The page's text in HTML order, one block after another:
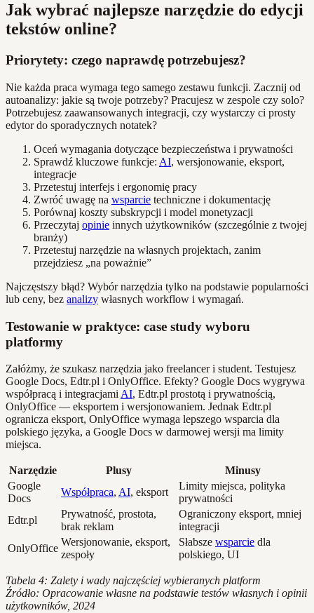
Jak wybrać najlepsze narzędzie do edycji
tekstów online?
Priorytety: czego naprawdę potrzebujesz?
Nie każda praca wymaga tego samego zestawu funkcji. Zacznij od
autoanalizy: jakie są twoje potrzeby? Pracujesz w zespole czy solo?
Potrzebujesz zaawansowanych integracji, czy wystarczy ci prosty
edytor do sporadycznych notatek?
Oceń wymagania dotyczące bezpieczeństwa i prywatności
Sprawdź kluczowe funkcje: AI, wersjonowanie, eksport,
integracje
Przetestuj interfejs i ergonomię pracy
Zwróć uwagę na wsparcie techniczne i dokumentację
Porównaj koszty subskrypcji i model monetyzacji
Przeczytaj opinie innych użytkowników (szczególnie z twojej
branży)
Przetestuj narzędzie na własnych projektach, zanim
przejdziesz „na poważnie”
Najczęstszy błąd? Wybór narzędzia tylko na podstawie popularności
lub ceny, bez analizy własnych workflow i wymagań.
Testowanie w praktyce: case study wyboru
platformy
Załóżmy, że szukasz narzędzia jako freelancer i student. Testujesz
Google Docs, Edtr.pl i OnlyOffice. Efekty? Google Docs wygrywa
współpracą i integracjamiAI, Edtr.pl prostotą i prywatnością,
OnlyOffice — eksportem i wersjonowaniem. Jednak Edtr.pl
ogranicza eksport, OnlyOffice wymaga lepszego wsparcia dla
polskiego języka, a Google Docs w darmowej wersji ma limity
miejsca.
Narzędzie Plusy
Minusy
Google
Docs
Współpraca, AI, eksport
Limity miejsca, polityka
prywatności
Edtr.pl
Prywatność, prostota,
brak reklam
Ograniczony eksport, mniej
integracji
OnlyOffice
Wersjonowanie, eksport,
zespoły
Słabsze wsparcie dla
polskiego, UI
Tabela 4: Zalety i wady najczęściej wybieranych platform
Źródło: Opracowanie własne na podstawie testów własnych i opinii
użytkowników, 2024